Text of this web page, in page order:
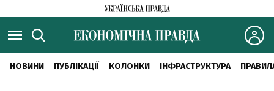
НОВИНИ ПУБЛІКАЦІЇ КОЛОНКИ ІНФРАСТРУКТУРА